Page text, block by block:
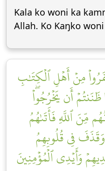
Kala ko woni ka
Allah. Ko Kaŋko
مِنۡ أَهۡلِ ٱلۡكِتَٰبِ
أَن يَخۡرُجُواْۖ
مِّنَ ٱللَّهِ فَأَتَىٰهُمُ
فِي قُلُوبِهِمُ
وَأَيۡدِي ٱلۡمُؤۡمِنِينَ